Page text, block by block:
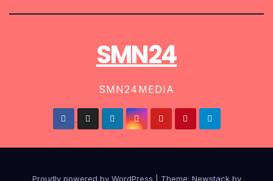
SMN24
SMN24MEDIA
Proudly powered by WordPress Theme: Newstackby